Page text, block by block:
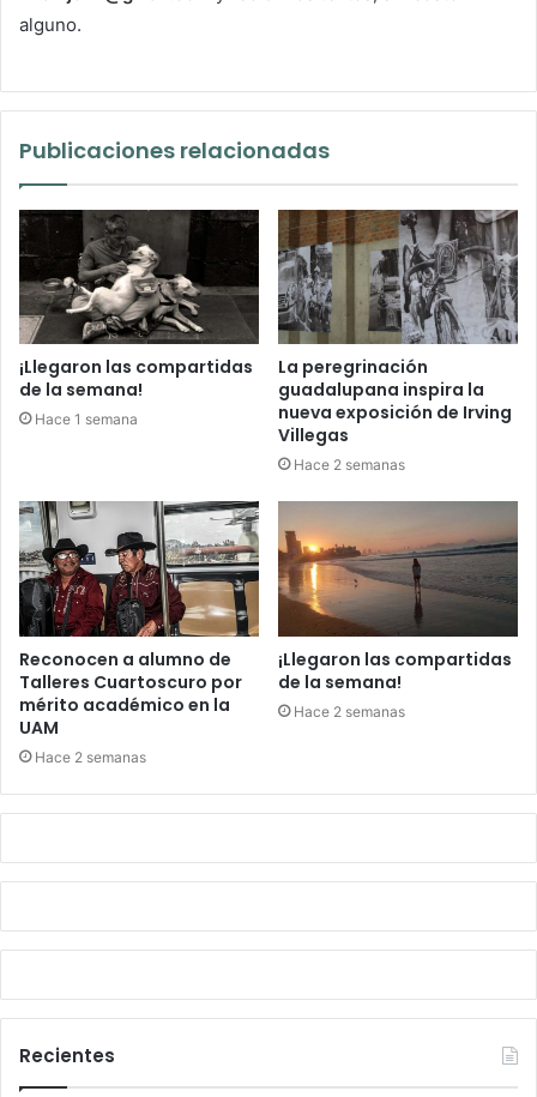
alguno.
Publicaciones relacionadas
¡Llegaron las compartidas
de la semana!
Hace 1 semana
La peregrinación
guadalupana inspira la
nueva exposición de Irving
Villegas
Hace 2 semanas
Reconocen a alumno de
Talleres Cuartoscuro por
mérito académico en la
UAM
Hace 2 semanas
¡Llegaron las compartidas
de la semana!
Hace 2 semanas
Recientes